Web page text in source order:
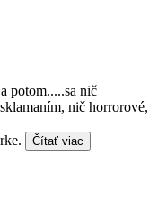
potom.....sa nič
nič horrorové,
Čítať viac